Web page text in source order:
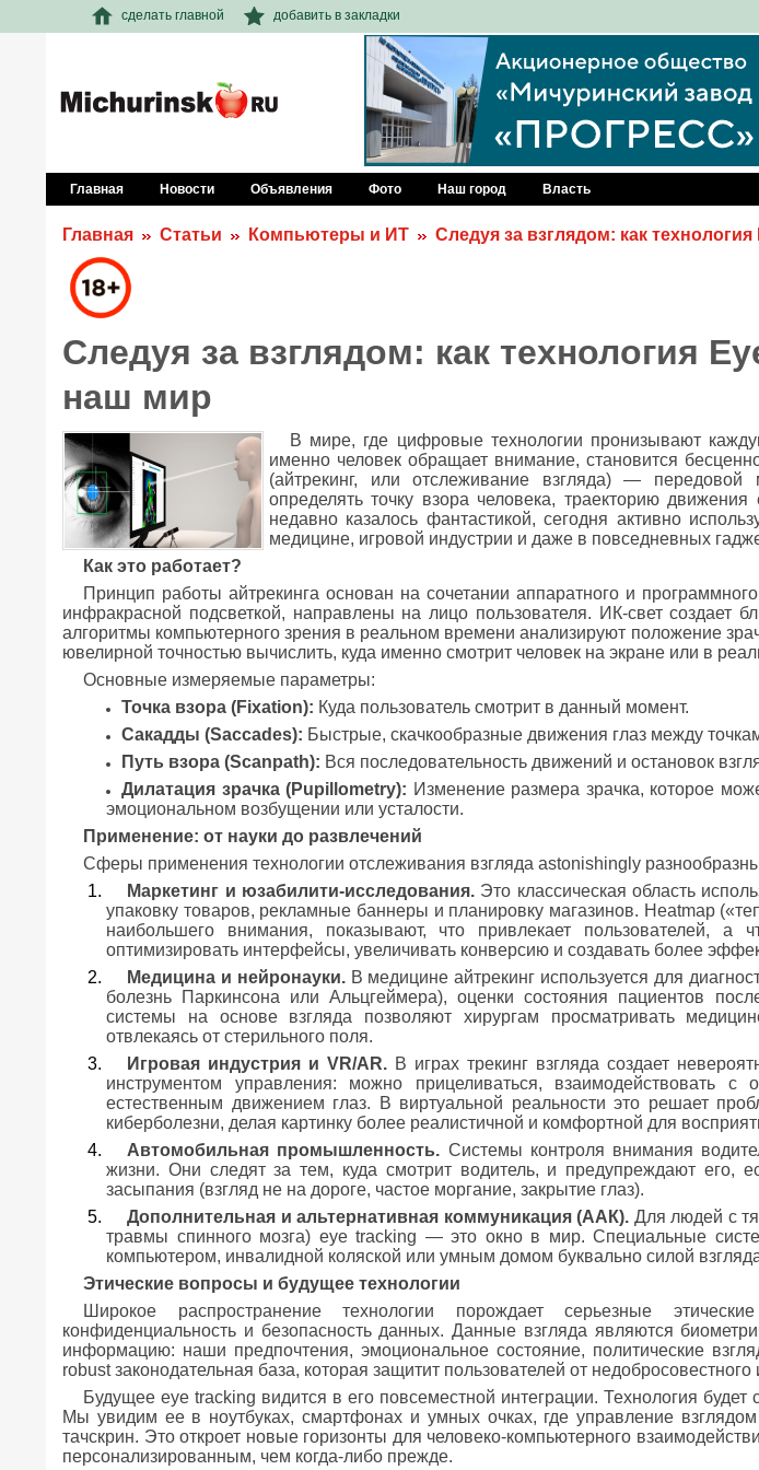
сделать главной добавить в закладки
Главная Новости Объявления Фото Наш город Власть
Главная Статьи Компьютеры и ИТ Следуя за взглядом: как
Следуя за взглядом: как технология
наш мир
В мире, где цифровые технологии пронизывают
именно человек обращает внимание, становится
(айтрекинг, или отслеживание взгляда) —
определять точку взора человека, траекторию
недавно казалось фантастикой, сегодня активно
медицине, игровой индустрии и даже в повседневных
Как это работает?
Принцип работы айтрекинга основан на сочетании аппаратного и
инфракрасной подсветкой, направлены на лицо пользователя. ИК-свет создает
алгоритмы компьютерного зрения в реальном времени анализируют положение
ювелирной точностью вычислить, куда именно смотрит человек на экране или в
Основные измеряемые параметры:
Точка взора (Fixation): Куда пользователь смотрит в данный момент.
Сакадды (Saccades): Быстрые, скачкообразные движения глаз между
Путь взора (Scanpath): Вся последовательность движений и остановок
Дилатация зрачка (Pupillometry): Изменение размера зрачка, которое
эмоциональном возбущении или усталости.
Применение: от науки до развлечений
Сферы применения технологии отслеживания взгляда astonishingly
Маркетинг и юзабилити-исследования.Это классическая область
упаковку товаров, рекламные баннеры и планировку магазинов. Heatmap
наибольшего внимания, показывают, что привлекает пользователей, а
оптимизировать интерфейсы, увеличивать конверсию и создавать более
Медицина и нейронауки.В медицине айтрекинг используется для
болезнь Паркинсона или Альцгеймера), оценки состояния пациентов
системы на основе взгляда позволяют хирургам просматривать
отвлекаясь от стерильного поля.
Игровая индустрия и VR/AR. В играх трекинг взгляда создает
инструментом управления: можно прицеливаться, взаимодействовать
естественным движением глаз. В виртуальной реальности это решает
киберболезни, делая картинку более реалистичной и комфортной для
Автомобильная промышленность. Системы контроля внимания
жизни. Они следят за тем, куда смотрит водитель, и предупреждают его,
засыпания (взгляд не на дороге, частое моргание, закрытие глаз).
Дополнительная и альтернативная коммуникация (ААК). Для людей с
травмы спинного мозга) eye tracking — это окно в мир. Специальные
компьютером, инвалидной коляской или умным домом буквально силой
Этические вопросы и будущее технологии
Широкое распространение технологии порождает серьезные
конфиденциальность и безопасность данных. Данные взгляда являются
информацию: наши предпочтения, эмоциональное состояние, политические
robust законодательная база, которая защитит пользователей от
Будущее eye tracking видится в его повсеместной интеграции. Технология
Мы увидим ее в ноутбуках, смартфонах и умных очках, где управление
тачскрин. Это откроет новые горизонты для человеко-компьютерного
персонализированным, чем когда-либо прежде.